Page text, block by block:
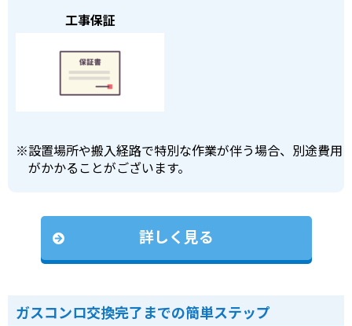
工事保証
※設置場所や搬入経路で特別な作業が伴う場合、別途費用
がかかることがございます。
詳しく見る
ガスコンロ交換完了までの簡単ステップ